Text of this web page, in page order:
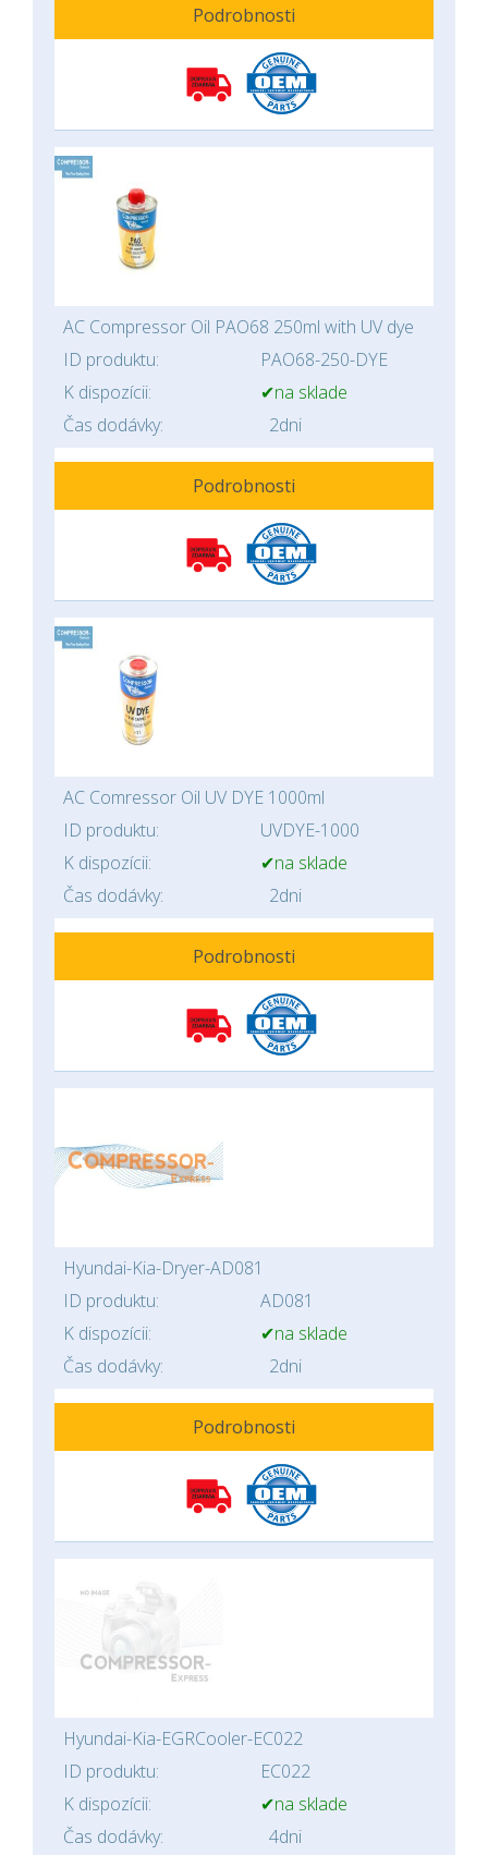
Podrobnosti
AC Compressor Oil PAO68 250ml with UV dye
ID produktu:
PAO68-250-DYE
K dispozícii:
✔na sklade
Čas dodávky:
2dni
Podrobnosti
AC Comressor Oil UV DYE 1000ml
ID produktu:
UVDYE-1000
K dispozícii:
✔na sklade
Čas dodávky:
2dni
Podrobnosti
Hyundai-Kia-Dryer-AD081
ID produktu:
AD081
K dispozícii:
✔na sklade
Čas dodávky:
2dni
Podrobnosti
Hyundai-Kia-EGRCooler-EC022
ID produktu:
EC022
K dispozícii:
✔na sklade
Čas dodávky:
4dni